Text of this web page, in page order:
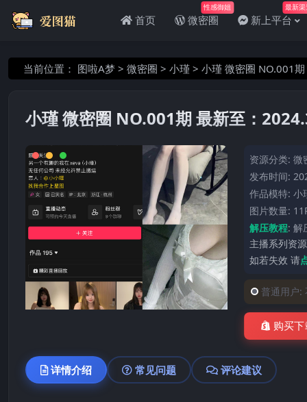
首页 微密圈
性感御姐
新上平台
最新
当前位置： 图啦A梦 > 微密圈 > 小瑾 > 小瑾 微密圈 NO.001
小瑾 微密圈 NO.001期 最新至：
资源分类:微
发布时间:
作品模特:小
图片数量:
解压教程:解
主播系列资
如若失效 请
普通用户:
购买
详情介绍 常见问题 评论建议